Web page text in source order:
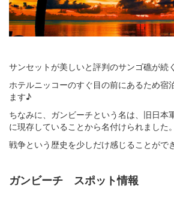
サンセットが美しいと評判のサンゴ礁が続
ホテルニッコーのすぐ目の前にあるため宿
ます♪
ちなみに、ガンビーチという名は、旧日本
に現存していることから名付けられました。
戦争という歴史を少しだけ感じることがで
ガンビーチ スポット情報